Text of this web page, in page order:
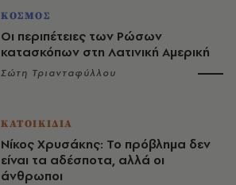
ΚΟΣΜΟΣ
Οι περιπέτειες των Ρώσων
κατασκόπων στη Λατινική Αμερική
Σώτη Τριανταφύλλου
ΚΑΤΟΙΚΙΔΙΑ
Νίκος Χρυσάκης: Το πρόβλημα δεν
είναι τα αδέσποτα, αλλά οι
άνθρωποι